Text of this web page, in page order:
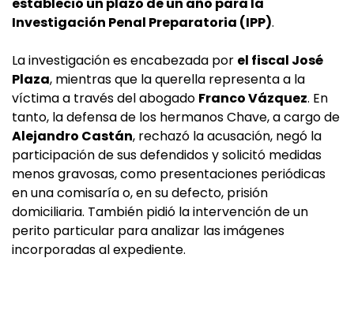
Investigación Penal Preparatoria (IPP).
La investigación es encabezada por el fiscal José
Plaza, mientras que la querella representa a la
víctima a través del abogado Franco Vázquez. En
tanto, la defensa de los hermanos Chave, a cargo de
Alejandro Castán, rechazó la acusación, negó la
participación de sus defendidos y solicitó medidas
menos gravosas, como presentaciones periódicas
en una comisaría o, en su defecto, prisión
domiciliaria. También pidió la intervención de un
perito particular para analizar las imágenes
incorporadas al expediente.